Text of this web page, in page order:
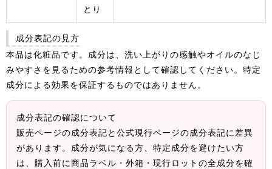
とり
成分表記の見方
本品は化粧品です。成分は、洗い上がりの感触やオイルのなじ
みやすさを見るための参考情報として確認してください。特定
成分による効果を保証するものではありません。
成分表記の確認について
販売ページの成分表記と公式現行ページの成分表記に差異
があります。成分が気になる方、特定成分を避けたい方
は、購入前に商品ラベル・外箱・現行ロットの全成分を確